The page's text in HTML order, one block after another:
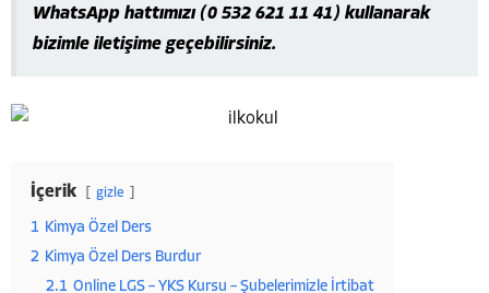
WhatsApp hattımızı (0 532 621 11 41) kullanarak
bizimle iletişime geçebilirsiniz.
İçerik gizle
1 Kimya Özel Ders
2 Kimya Özel Ders Burdur
2.1 Online LGS – YKS Kursu – Şubelerimizle İrtibat